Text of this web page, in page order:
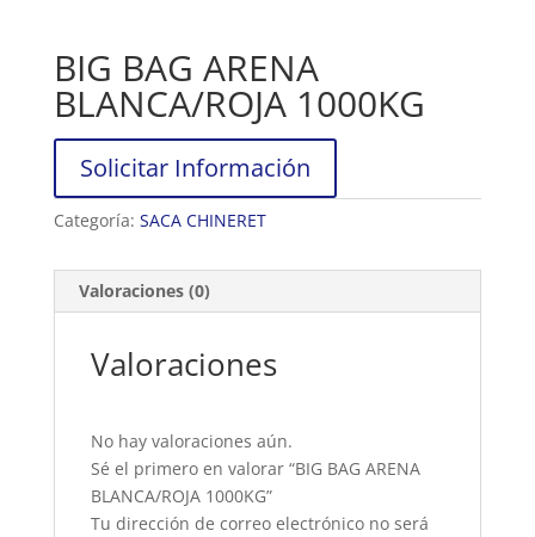
BIG BAG ARENA
BLANCA/ROJA 1000KG
Solicitar Información
Categoría: SACA CHINERET
Valoraciones (0)
Valoraciones
No hay valoraciones aún.
Sé el primero en valorar “BIG BAG ARENA
BLANCA/ROJA 1000KG”
Tu dirección de correo electrónico no será